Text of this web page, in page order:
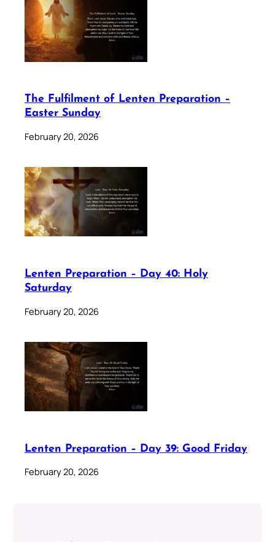
The Fulfilment of Lenten Preparation –
Easter Sunday
February 20, 2026
Lenten Preparation – Day 40: Holy
Saturday
February 20, 2026
Lenten Preparation – Day 39: Good Friday
February 20, 2026